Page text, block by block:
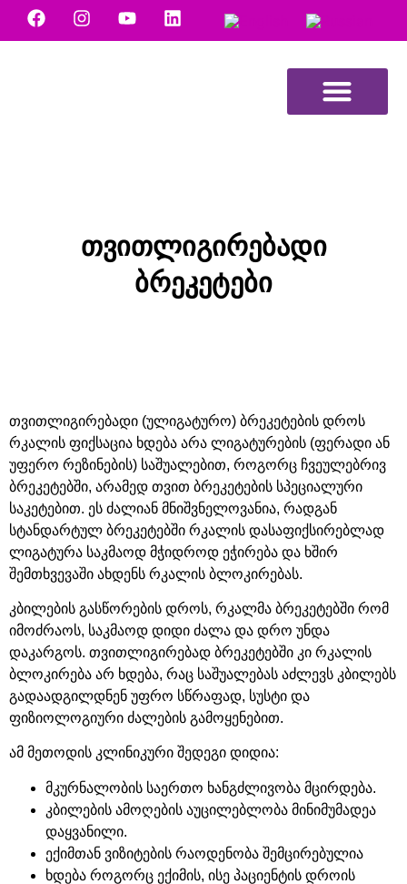
თვითლიგირებადი
ბრეკეტები
თვითლიგირებადი (ულიგატურო) ბრეკეტების დროს
რკალის ფიქსაცია ხდება არა ლიგატურების (ფერადი ან
უფერო რეზინების) საშუალებით, როგორც ჩვეულებრივ
ბრეკეტებში, არამედ თვით ბრეკეტების სპეციალური
საკეტებით. ეს ძალიან მნიშვნელოვანია, რადგან
სტანდარტულ ბრეკეტებში რკალის დასაფიქსირებლად
ლიგატურა საკმაოდ მჭიდროდ ეჭირება და ხშირ
შემთხვევაში ახდენს რკალის ბლოკირებას.
კბილების გასწორების დროს, რკალმა ბრეკეტებში რომ
იმოძრაოს, საკმაოდ დიდი ძალა და დრო უნდა
დაკარგოს. თვითლიგირებად ბრეკეტებში კი რკალის
ბლოკირება არ ხდება, რაც საშუალებას აძლევს კბილებს
გადაადგილდნენ უფრო სწრაფად, სუსტი და
ფიზიოლოგიური ძალების გამოყენებით.
ამ მეთოდის კლინიკური შედეგი დიდია:
მკურნალობის საერთო ხანგძლივობა მცირდება.
კბილების ამოღების აუცილებლობა მინიმუმადეა
დაყვანილი.
ექიმთან ვიზიტების რაოდენობა შემცირებულია
ხდება როგორც ექიმის, ისე პაციენტის დროის